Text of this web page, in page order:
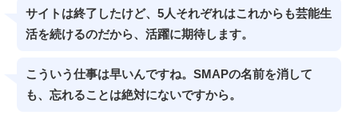
サイトは終了したけど、5人それぞれはこれからも芸能生
活を続けるのだから、活躍に期待します。
こういう仕事は早いんですね。SMAPの名前を消して
も、忘れることは絶対にないですから。